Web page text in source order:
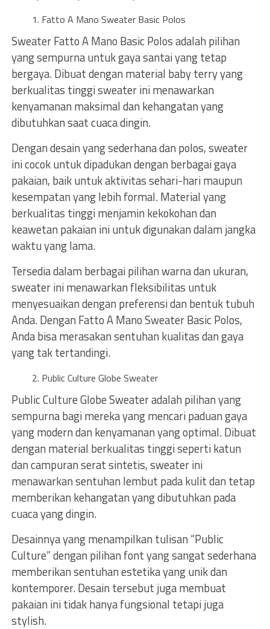
Fatto A Mano Sweater Basic Polos
Sweater Fatto A Mano Basic Polos adalah pilihan
yang sempurna untuk gaya santai yang tetap
bergaya. Dibuat dengan material baby terry yang
berkualitas tinggi sweater ini menawarkan
kenyamanan maksimal dan kehangatan yang
dibutuhkan saat cuaca dingin.
Dengan desain yang sederhana dan polos, sweater
ini cocok untuk dipadukan dengan berbagai gaya
pakaian, baik untuk aktivitas sehari-hari maupun
kesempatan yang lebih formal. Material yang
berkualitas tinggi menjamin kekokohan dan
keawetan pakaian ini untuk digunakan dalam jangka
waktu yang lama.
Tersedia dalam berbagai pilihan warna dan ukuran,
sweater ini menawarkan fleksibilitas untuk
menyesuaikan dengan preferensi dan bentuk tubuh
Anda. Dengan Fatto A Mano Sweater Basic Polos,
Anda bisa merasakan sentuhan kualitas dan gaya
yang tak tertandingi.
Public Culture Globe Sweater
Public Culture Globe Sweater adalah pilihan yang
sempurna bagi mereka yang mencari paduan gaya
yang modern dan kenyamanan yang optimal. Dibuat
dengan material berkualitas tinggi seperti katun
dan campuran serat sintetis, sweater ini
menawarkan sentuhan lembut pada kulit dan tetap
memberikan kehangatan yang dibutuhkan pada
cuaca yang dingin.
Desainnya yang menampilkan tulisan “Public
Culture” dengan pilihan font yang sangat sederhana
memberikan sentuhan estetika yang unik dan
kontemporer. Desain tersebut juga membuat
pakaian ini tidak hanya fungsional tetapi juga
stylish.